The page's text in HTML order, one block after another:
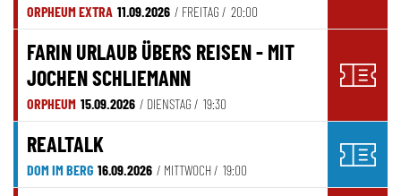
ORPHEUM EXTRA 11.09.2026 / FREITAG / 20:00
FARIN URLAUB ÜBERS REISEN - MIT
JOCHEN SCHLIEMANN
ORPHEUM 15.09.2026 / DIENSTAG / 19:30
REALTALK
DOM IM BERG 16.09.2026 / MITTWOCH / 19:00